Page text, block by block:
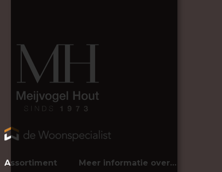
Assortiment
Meer informatie over…